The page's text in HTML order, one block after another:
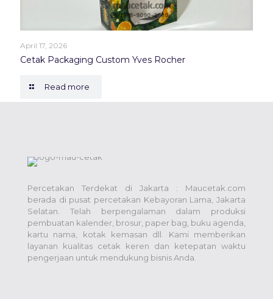
April 17, 2026
Cetak Packaging Custom Yves Rocher
Read more
Percetakan Terdekat di Jakarta : Maucetak.com
berada di pusat percetakan Kebayoran Lama, Jakarta
Selatan. Telah berpengalaman dalam produksi
pembuatan kalender, brosur, paper bag, buku agenda,
kartu nama, kotak kemasan dll. Kami memberikan
layanan kualitas cetak keren dan ketepatan waktu
pengerjaan untuk mendukung bisnis Anda.